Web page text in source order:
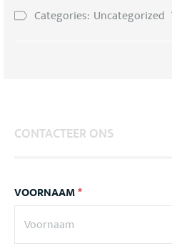
Categories: Uncategorized
CONTACTEER ONS
VOORNAAM*